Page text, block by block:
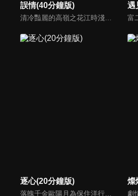
誤情(40分鐘版) 遇
逐心(20分鐘版)
落魄千金歐陽月為保住洋行，查明父親死因，讓處心積慮接觸自己的秦霽風成為了自己的保鏢，對其日漸生情。與自己的青梅竹馬未婚夫梁嘉昊逐漸疏遠，正當兩人要攜手對抗黑暗時，不料真相揭開，兩人站在了對立面，一場虐心三角戀逐漸拉開帷幕...
燦